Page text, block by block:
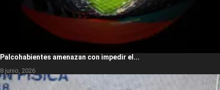
Palcohabientes amenazan con impedir el...
8 junio, 2026